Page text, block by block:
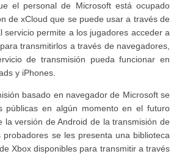
el personal de Microsoft está ocupado
de xCloud que se puede usar a través de
servicio permite a los jugadores acceder a
transmitirlos a través de navegadores,
de transmisión pueda funcionar en
y iPhones.
basado en navegador de Microsoft se
públicas en algún momento en el futuro
la versión de Android de la transmisión de
probadores se les presenta una biblioteca
Xbox disponibles para transmitir a través